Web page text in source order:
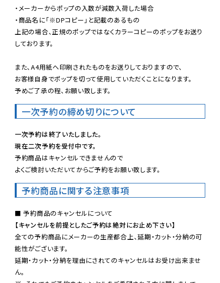
・メーカーからポップの入数が減数入荷した場合
・商品名に「※DPコピー」と記載のあるもの
上記の場合、正規のポップではなくカラーコピーのポップをお送り
しております。
また、A4用紙へ印刷されたものをお送りしておりますので、
お客様自身でポップを切って使用していただくことになります。
予めご了承の程、お願い致します。
一次予約の締め切りについて
一次予約は終了いたしました。
現在二次予約を受付中です。
予約商品はキャンセルできませんので
よくご検討いただいてからご予約をお願い致します。
予約商品に関する注意事項
【キャンセルを前提としたご予約は絶対にお止め下さい】
全ての予約商品にメーカーの生産都合上、延期・カット・分納の可
能性がございます。
延期・カット・分納を理由にされてのキャンセルはお受け出来ませ
ん。